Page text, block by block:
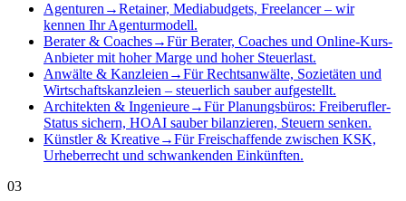
Agenturen→Retainer, Mediabudgets, Freelancer – wir
kennen Ihr Agenturmodell.
Berater & Coaches→Für Berater, Coaches und Online-Kurs-
Anbieter mit hoher Marge und hoher Steuerlast.
Anwälte & Kanzleien→Für Rechtsanwälte, Sozietäten und
Wirtschaftskanzleien – steuerlich sauber aufgestellt.
Architekten & Ingenieure→Für Planungsbüros: Freiberufler-
Status sichern, HOAI sauber bilanzieren, Steuern senken.
Künstler & Kreative→Für Freischaffende zwischen KSK,
Urheberrecht und schwankenden Einkünften.
03